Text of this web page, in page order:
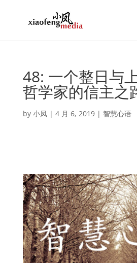
48: 一个整日与
哲学家的信主之
by 小凤| 4 月 6, 2019| 智慧心语